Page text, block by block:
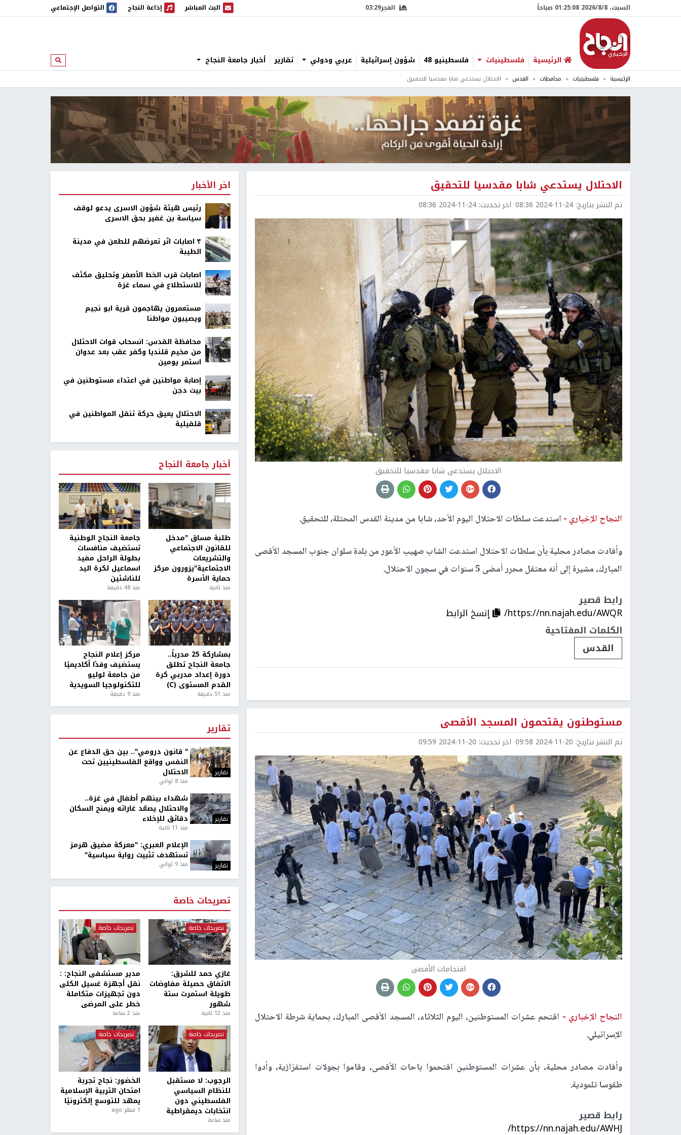
السبت، 8/‏8/‏2026 01:25:09 صباحاً الفجر03:29 البث المباشر
البث المباشر إذاعة النجاح
إذاعة النجاح التواصل الإجتماعي
الرئيسية فلسطينيات فلسطينيو 48 شؤون إسرائيلية عربي ودولي تقارير أخبار جامعة النجاح ابحث
الرئيسية فلسطينيات محافظات القدس الاحتلال يستدعي شابا مقدسيا للتحقيق
الاحتلال يستدعي شابا مقدسيا للتحقيق
تم النشر بتاريخ: 2024-11-24 08:36 اخر تحديث: 2024-11-24 08:36
الاحتلال يستدعي شابا مقدسيا للتحقيق
النجاح الإخباري - استدعت سلطات الاحتلال اليوم الأحد، شابا من مدينة القدس المحتلة، للتحقيق.
وأفادت مصادر محلية بأن سلطات الاحتلال استدعت الشاب صهيب الأعور من بلدة سلوان جنوب المسجد الأقصى
المبارك، مشيرة إلى أنه معتقل محرر أمضى 5 سنوات في سجون الاحتلال.
رابط قصير
https://nn.najah.edu/AWQR/
إنسخ الرابط
الكلمات المفتاحية
القدس
مستوطنون يقتحمون المسجد الأقصى
تم النشر بتاريخ: 2024-11-20 09:58 اخر تحديث: 2024-11-20 09:59
اقتحامات الأقصى
النجاح الإخباري - اقتحم عشرات المستوطنين، اليوم الثلاثاء، المسجد الأقصى المبارك، بحماية شرطة الاحتلال
الإسرائيلي.
وأفادت مصادر محلية، بأن عشرات المستوطنين اقتحموا باحات الأقصى، وقاموا بجولات استفزازية، وأدوا
طقوسا تلمودية.
رابط قصير
https://nn.najah.edu/AWHJ/
اخر الأخبار
رئيس هيئة شؤون الاسرى يدعو لوقف
سياسة بن غفير بحق الاسرى
٣ اصابات اثر تعرضهم للطعن في مدينة
الطيبة
اصابات قرب الخط الأصفر وتحليق مكثف
للاستطلاع في سماء غزة
مستعمرون يهاجمون قرية ابو نجيم
ويصيبون مواطنا
محافظة القدس: انسحاب قوات الاحتلال
من مخيم قلنديا وكفر عقب بعد عدوان
استمر يومين
إصابة مواطنين في اعتداء مستوطنين في
بيت دجن
الاحتلال يعيق حركة تنقل المواطنين في
قلقيلية
أخبار جامعة النجاح
طلبة مساق "مدخل
للقانون الاجتماعي
والتشريعات
الاجتماعية"يزورون مركز
حماية الأسرة
منذ ثانية
جامعة النجاح الوطنية
تستضيف منافسات
بطولة الراحل مفيد
اسماعيل لكرة اليد
للناشئين
منذ 48 دقيقة
بمشاركة 25 مدرباً..
جامعة النجاح تطلق
دورة إعداد مدربي كرة
القدم المستوى (C)
منذ 51 دقيقة
مركز إعلام النجاح
يستضيف وفدًا أكاديميًا
من جامعة لوليو
للتكنولوجيا السويدية
منذ 9 دقيقة
تقارير
تقارير
" قانون درومي".. بين حق الدفاع عن
النفس وواقع الفلسطينيين تحت
الاحتلال
منذ 8 ثواني
تقارير
شهداء بينهم أطفال في غزة..
والاحتلال يصعّد غاراته ويمنح السكان
دقائق للإخلاء
منذ 11 ثانية
تقارير
الإعلام العبري: "معركة مضيق هرمز
تستهدف تثبيت رواية سياسية"
منذ 9 ثواني
تصريحات خاصة
تصريحات خاصة
غازي حمد للشرق:
الاتفاق حصيلة مفاوضات
طويلة استمرت ستة
شهور
منذ 12 ثانية
تصريحات خاصة
مدير مستشفى النجاح: :
نقل أجهزة غسيل الكلى
دون تجهيزات متكاملة
خطر على المرضى
منذ 2 ساعة
تصريحات خاصة
الرجوب: لا مستقبل
للنظام السياسي
الفلسطيني دون
انتخابات ديمقراطية
منذ ساعة
تصريحات خاصة
الخضور: نجاح تجربة
امتحان التربية الإسلامية
يمهد للتوسع إلكترونيًا
1 شهر ago